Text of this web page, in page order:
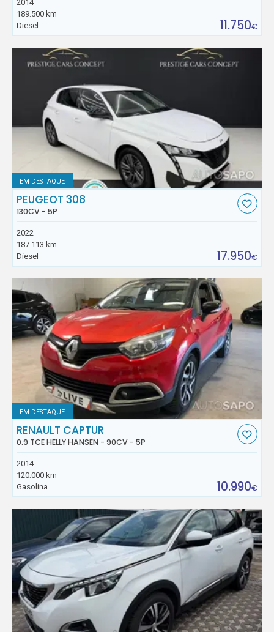
2014
189.500 km
Diesel
11.750€
EM DESTAQUE
PEUGEOT 308
130CV - 5P
2022
187.113 km
Diesel
17.950€
EM DESTAQUE
RENAULT CAPTUR
0.9 TCE HELLY HANSEN - 90CV - 5P
2014
120.000 km
Gasolina
10.990€